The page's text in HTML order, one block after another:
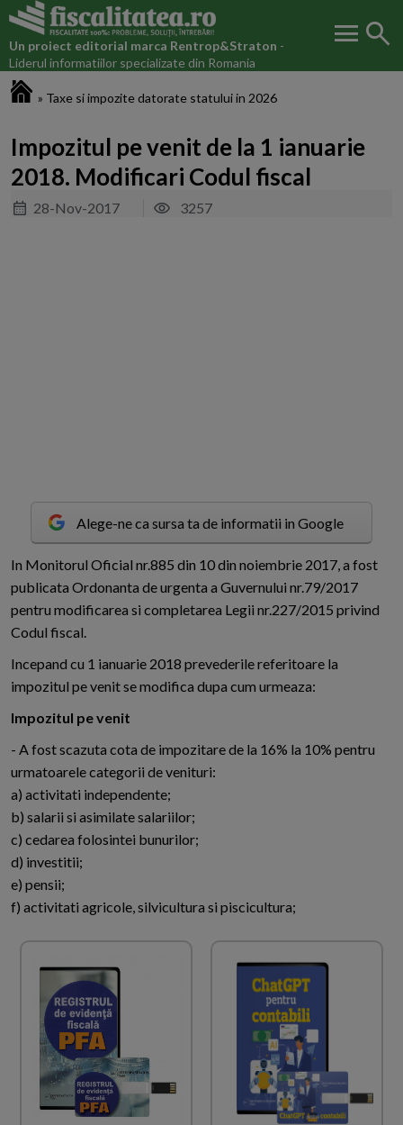
Un proiect editorial marca Rentrop&Straton -
Liderul informatiilor specializate din Romania
menu search
» Taxe si impozite datorate statului in 2026
Impozitul pe venit de la 1 ianuarie
2018. Modificari Codul fiscal
28-Nov-2017 3257
Alege-ne ca sursa ta de informatii in Google
In Monitorul Oficial nr.885 din 10 din noiembrie 2017, a fost
publicata Ordonanta de urgenta a Guvernului nr.79/2017
pentru modificarea si completarea Legii nr.227/2015 privind
Codul fiscal.
Incepand cu 1 ianuarie 2018 prevederile referitoare la
impozitul pe venit se modifica dupa cum urmeaza:
Impozitul pe venit
- A fost scazuta cota de impozitare de la 16% la 10% pentru
urmatoarele categorii de venituri:
a) activitati independente;
b) salarii si asimilate salariilor;
c) cedarea folosintei bunurilor;
d) investitii;
e) pensii;
f) activitati agricole, silvicultura si piscicultura;